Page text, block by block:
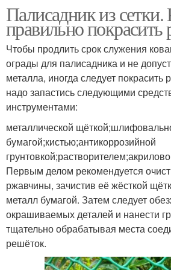
Палисадник из сетки.
правильно покрасить
Чтобы продлить срок служения
ограды для палисадника и не
металла, иногда следует покрасить
надо запастись следующими
инструментами:
металлической
бумагой;кистью;антикоррозийной
Первым делом рекомендуется
ржавчины, зачистив её жёсткой
металл бумагой. Затем следует
окрашиваемых деталей и нанести
тщательно обрабатывая места
решёток.